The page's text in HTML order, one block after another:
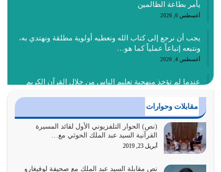
يأمر بطاعة الظالمين
أغسطس 6, 2026
يجب أن نرجع إلى كتاب الله ونعطيه أولوية مطلقة ونهتدي به،
ونتبعه إتباعاً عملياً كما هو…
أغسطس 4, 2026
عندما لم تؤخذ منهجية تعليم الناس من خلال القرآن الكريم
أغسطس 3, 2026
الغاية من الصلاة هو ذكر الله (أقم الصلاة لذكري) إضافة إلى
{وَأَعِدُّوا لَهُمْ مَا…
أغسطس 2, 2026
السبب الرئيسي لشقاء الأمة الابتعاد عن كتاب الله والتعدي
مقابلات وحوارات
(نص) الحوار التلفزيوني الأول لقائد المسيرة
القرآنية السيد عبد الملك الحوثي مع…
أبريل 23, 2019
نص مقابلة السيد عبد الملك مع صحيفة لوفيغارو